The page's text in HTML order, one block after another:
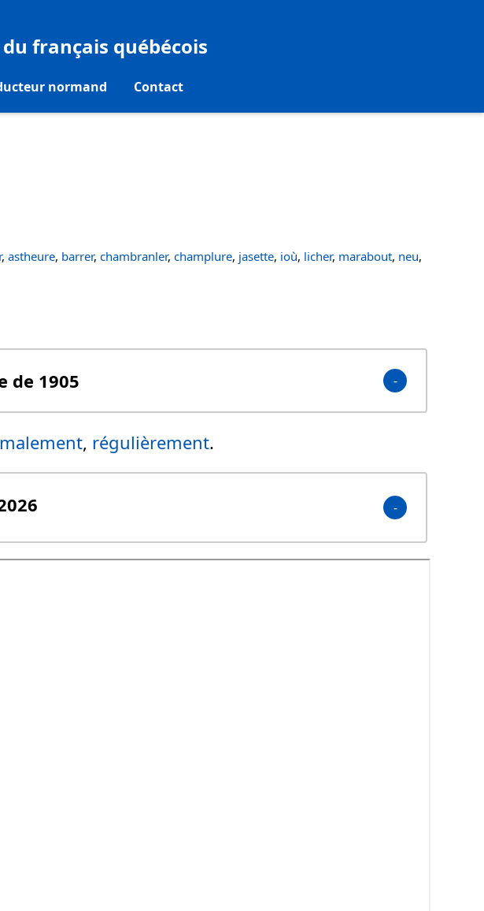
français québécois
normand Contact
, astheure, barrer, chambranler, champlure, jasette, ioù, licher, marabout, neu,
1905
, régulièrement.